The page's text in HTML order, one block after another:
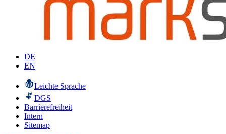
DE
EN
Leichte Sprache
DGS
Barrierefreiheit
Intern
Sitemap